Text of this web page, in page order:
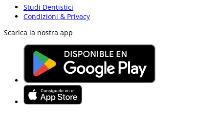
Studi Dentistici
Condizioni & Privacy
Scarica la nostra app